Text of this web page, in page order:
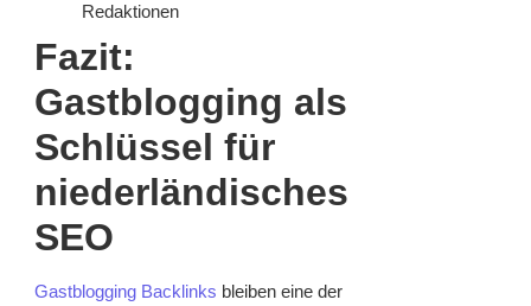
Redaktionen
Fazit:
Gastblogging als
Schlüssel für
niederländisches
SEO
Gastblogging Backlinks bleiben eine der